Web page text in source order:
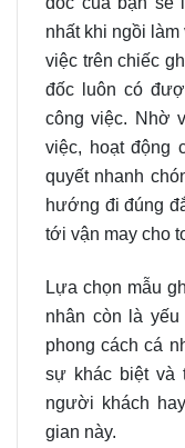
nhất khi ngồi
việc trên chiếc
đốc luôn có
công việc. Nhờ
việc, hoạt động
quyết nhanh
hướng đi đúng
tới vận may cho
Lựa chọn mẫu
nhân còn là
phong cách cá
sự khác biệt và
người khách
gian này.